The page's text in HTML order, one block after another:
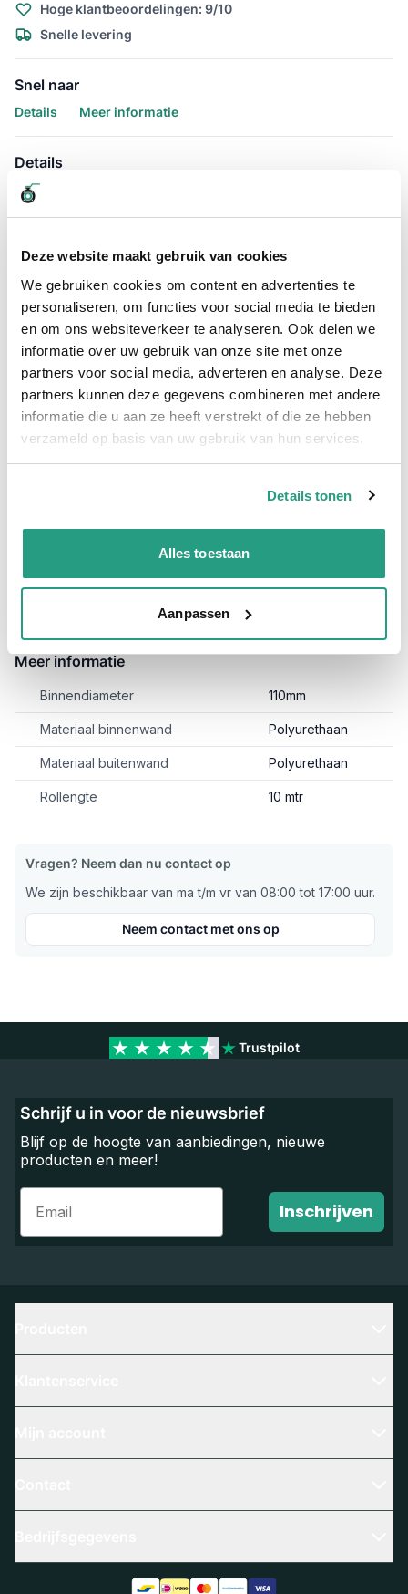
Deze website maakt gebruik van cookies
We gebruiken cookies om content en advertenties te
personaliseren, om functies voor social media te bieden
en om ons websiteverkeer te analyseren. Ook delen we
informatie over uw gebruik van onze site met onze
partners voor social media, adverteren en analyse. Deze
partners kunnen deze gegevens combineren met andere
informatie die u aan ze heeft verstrekt of die ze hebben
verzameld op basis van uw gebruik van hun services.
Details tonen
Alles toestaan
Aanpassen
Hoge klantbeoordelingen: 9/10
Snelle levering
Snel naar
Details Meer informatie
Details
Ventilatieslang / Afzuigslang PU
110mm
De Afzuigslang Purflex-L 0.4 110mm / 10 meter is uitermate
geschikt voor het afzuigen van stof en zaagsel voor op
houtbewerkingsmachines. De lichte PU afzuigslang welke
comprimeerbaar is heeft een wanddikte van 0.4mm en een
110mm binnendiameter.
Daarnaast is de Purflex-L 110mm ook wel afzuigslang Reefduct
Allround 0,4mm 110mm genoemd, ozon en UV bestendig.
Naast de 10 meter lengtes en 110mm behoren ook andere
diameters en lengtes tot het assortiment.
soorten Purflex-L hier!
slijtende delen.
Meer informatie
Binnendiameter 110mm
Materiaal binnenwand Polyurethaan
Materiaal buitenwand Polyurethaan
Rollengte 10 mtr
Vragen? Neem dan nu contact op
We zijn beschikbaar van ma t/m vr van 08:00 tot 17:00 uur.
Neem contact met ons op
Trustpilot
Schrijf u in voor de nieuwsbrief
Blijf op de hoogte van aanbiedingen, nieuwe
producten en meer!
Email
Inschrijven